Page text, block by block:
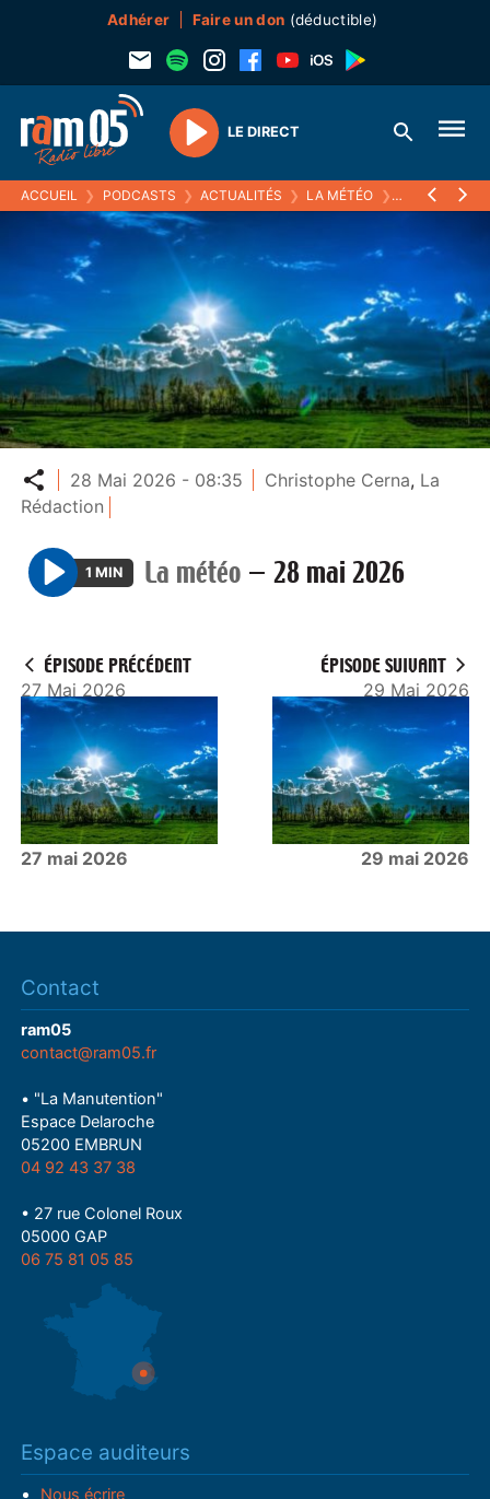
Adhérer Faire un don (déductible)
Play
LE DIRECT
ACCUEIL ❯ PODCASTS ❯ ACTUALITÉS ❯ LA MÉTÉO ❯ 28 MAI 2026
Partager
28 Mai 2026 - 08:35 Christophe Cerna, La
Rédaction
P
y
1 MIN La météo — 28 mai 2026
ÉPISODE PRÉCÉDENT
27 Mai 2026
27 mai 2026
ÉPISODE SUIVANT
29 Mai 2026
29 mai 2026
Contact
ram05
contact@ram05.fr
• "La Manutention"
Espace Delaroche
05200 EMBRUN
04 92 43 37 38
• 27 rue Colonel Roux
05000 GAP
06 75 81 05 85
Espace auditeurs
Nous écrire